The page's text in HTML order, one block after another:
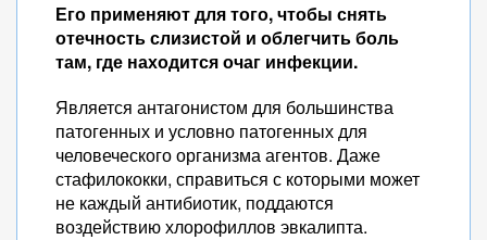
Его применяют для того, чтобы снять
отечность слизистой и облегчить боль
там, где находится очаг инфекции.
Является антагонистом для большинства
патогенных и условно патогенных для
человеческого организма агентов. Даже
стафилококки, справиться с которыми может
не каждый антибиотик, поддаются
воздействию хлорофиллов эвкалипта.